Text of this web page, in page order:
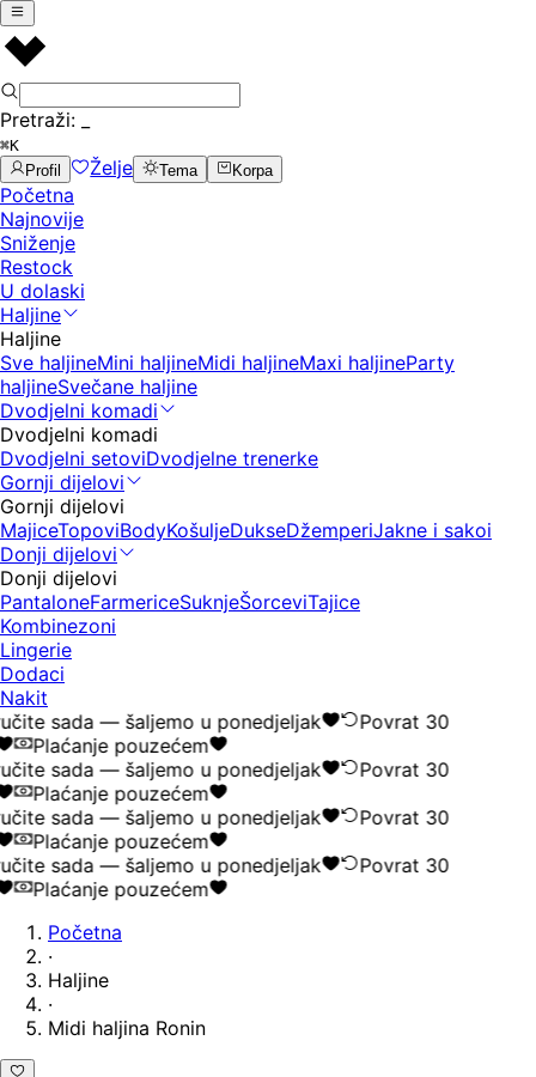
Pretraži:
⌘K
Profil
Želje Tema Korpa
Početna
Najnovije
Sniženje
Restock
U dolaski
Haljine
Haljine
Sve haljineMini haljineMidi haljineMaxi haljineParty
haljineSvečane haljine
Dvodjelni komadi
Dvodjelni komadi
Dvodjelni setoviDvodjelne trenerke
Gornji dijelovi
Gornji dijelovi
MajiceTopoviBodyKošuljeDukseDžemperiJakne i sakoi
Donji dijelovi
Donji dijelovi
PantaloneFarmericeSuknjeŠorceviTajice
Kombinezoni
Lingerie
Dodaci
Nakit
sada — šaljemo u ponedjeljak
Povrat 30
Plaćanje pouzećem
sada — šaljemo u ponedjeljak
Povrat 30
Plaćanje pouzećem
sada — šaljemo u ponedjeljak
Povrat 30
Plaćanje pouzećem
sada — šaljemo u ponedjeljak
Povrat 30
Plaćanje pouzećem
Početna
·
Haljine
·
Midi haljina Ronin